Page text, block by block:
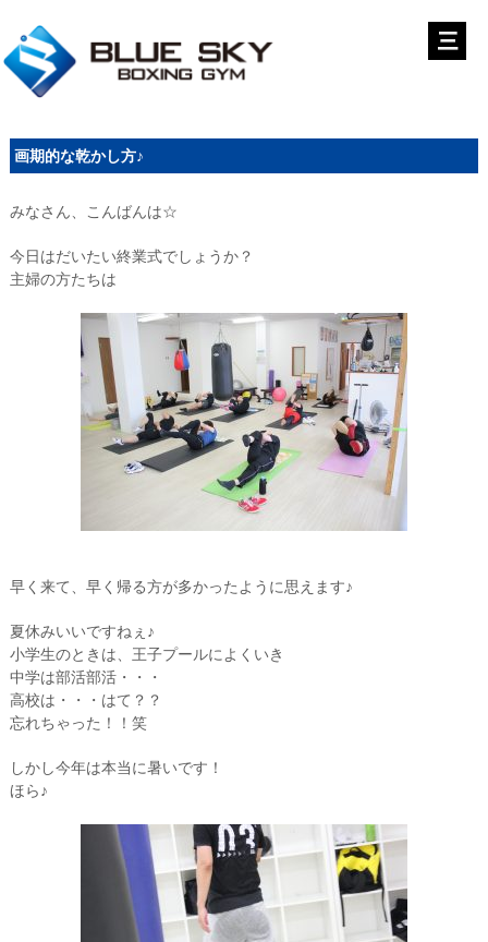
画期的な乾かし方♪
みなさん、こんばんは☆
今日はだいたい終業式でしょうか？
主婦の方たちは
早く来て、早く帰る方が多かったように思えます♪
夏休みいいですねぇ♪
小学生のときは、王子プールによくいき
中学は部活部活・・・
高校は・・・はて？？
忘れちゃった！！笑
しかし今年は本当に暑いです！
ほら♪